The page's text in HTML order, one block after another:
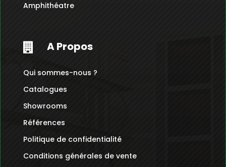
Amphithéatre
 A Propos
Qui sommes-nous ?
Catalogues
Showrooms
Références
Politique de confidentialité
Conditions générales de vente